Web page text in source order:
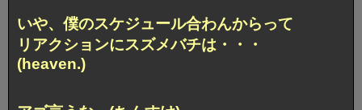
いや、僕のスケジュール合わんからって
リアクションにスズメバチは・・・
(heaven.)